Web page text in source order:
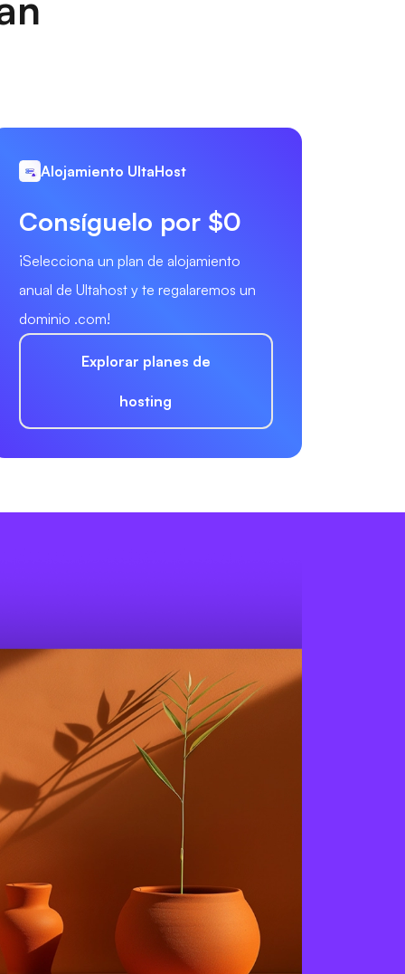
Alojamiento UltaHost
Consíguelo por $0
¡Selecciona un plan de alojamiento
anual de Ultahost y te regalaremos un
dominio .com!
Explorar planes de
hosting